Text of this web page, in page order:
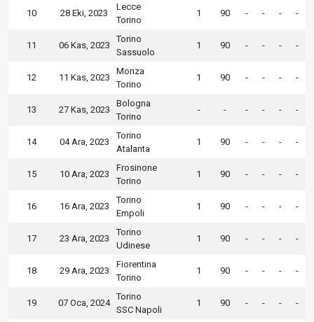
10 28 Eki, 2023
Lecce
Torino
1 90 - - - -
11 06 Kas, 2023
Torino
Sassuolo
1 90 - - - -
12 11 Kas, 2023
Monza
Torino
1 90 - - - -
13 27 Kas, 2023
Bologna
Torino
- - - - - -
14 04 Ara, 2023
Torino
Atalanta
1 90 - - - -
15 10 Ara, 2023
Frosinone
Torino
1 90 - - - -
16 16 Ara, 2023
Torino
Empoli
1 90 - - - -
17 23 Ara, 2023
Torino
Udinese
1 90 - - - -
18 29 Ara, 2023
Fiorentina
Torino
1 90 - - - -
19 07 Oca, 2024
Torino
SSC Napoli
1 90 - - - -